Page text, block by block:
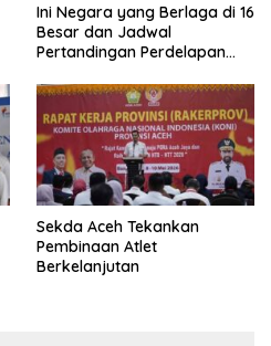
Ini Negara yang Berlaga di 16
Besar dan Jadwal
Pertandingan Perdelapan
Sekda Aceh Tekankan
Pembinaan Atlet
Berkelanjutan